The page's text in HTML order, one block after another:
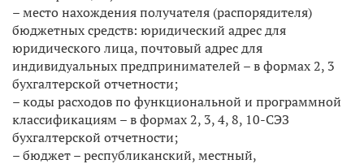
– место нахождения получателя (распорядителя)
бюджетных средств: юридический адрес для
юридического лица, почтовый адрес для
индивидуальных предпринимателей – в формах 2, 3
бухгалтерской отчетности;
– коды расходов по функциональной и программной
классификациям – в формах 2, 3, 4, 8, 10-СЭЗ
бухгалтерской отчетности;
– бюджет – республиканский, местный,